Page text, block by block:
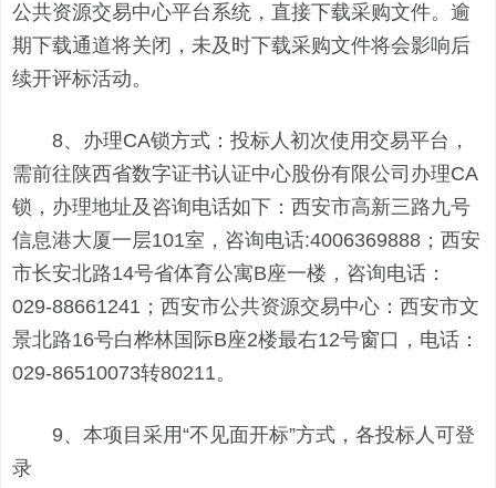
公共资源交易中心平台系统，直接下载采购文件。逾
期下载通道将关闭，未及时下载采购文件将会影响后
续开评标活动。
8、办理CA锁方式：投标人初次使用交易平台，
需前往陕西省数字证书认证中心股份有限公司办理CA
锁，办理地址及咨询电话如下：西安市高新三路九号
信息港大厦一层101室，咨询电话:4006369888；西安
市长安北路14号省体育公寓B座一楼，咨询电话：
029-88661241；西安市公共资源交易中心：西安市文
景北路16号白桦林国际B座2楼最右12号窗口，电话：
029-86510073转80211。
9、本项目采用“不见面开标”方式，各投标人可登
录